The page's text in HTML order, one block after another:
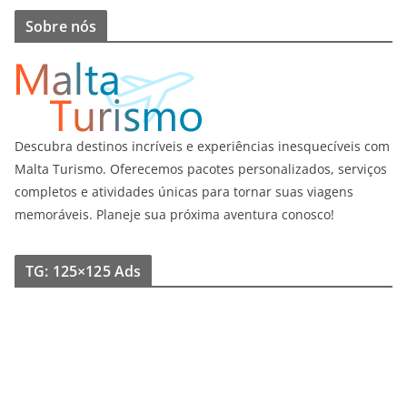
Sobre nós
Descubra destinos incríveis e experiências inesquecíveis com
Malta Turismo. Oferecemos pacotes personalizados, serviços
completos e atividades únicas para tornar suas viagens
memoráveis. Planeje sua próxima aventura conosco!
TG: 125×125 Ads